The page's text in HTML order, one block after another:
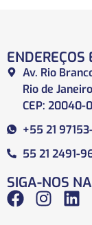
ENDEREÇOS
Av. Rio
Rio de
CEP: 20040-
+55 21
55 21 2491-
SIGA-NOS